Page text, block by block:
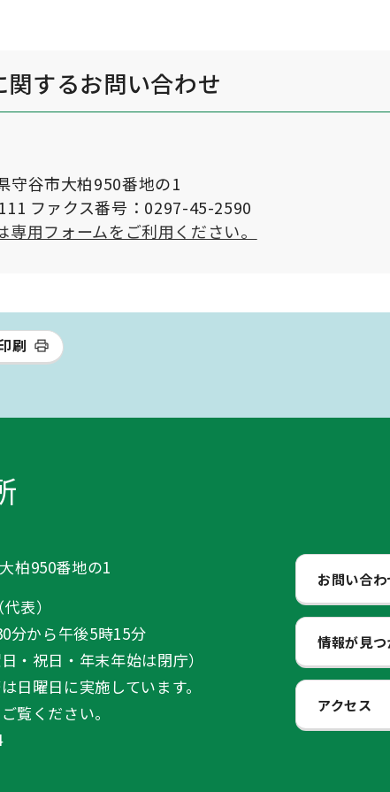
関するお問い合わせ
守谷市大柏950番地の1
ファクス番号：0297-45-2590
専用フォームをご利用ください。
刷
柏950番地の1
表）
から午後5時15分
・祝日・年末年始は閉庁）
日曜日に実施しています。
覧ください。
お問い合
情報が見
アクセス